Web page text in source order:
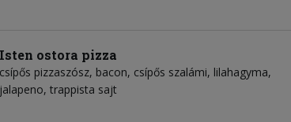
Isten ostora pizza
csípős pizzaszósz, bacon, csípős szalámi, lilahagyma,
jalapeno, trappista sajt